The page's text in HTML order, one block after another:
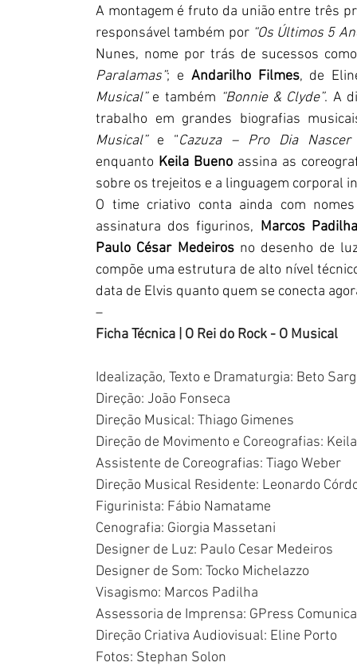
A montagem é fruto da união entre três
responsável também por “Os Últimos 5
Nunes, nome por trás de sucessos como
Paralamas”; e Andarilho Filmes, de
Musical” e também “Bonnie & Clyde”. A
trabalho em grandes biografias
Musical” e “Cazuza – Pro Dia Nascer
enquanto Keila Bueno assina as
sobre os trejeitos e a linguagem corporal
O time criativo conta ainda com
assinatura dos figurinos, Marcos Padilha
Paulo César Medeiros no desenho de
compõe uma estrutura de alto nível
data de Elvis quanto quem se conecta
–
Ficha Técnica | O Rei do Rock - O Musical
Idealização, Texto e Dramaturgia: Beto
Direção: João Fonseca
Direção Musical: Thiago Gimenes
Direção de Movimento e Coreografias:
Assistente de Coreografias: Tiago Weber
Direção Musical Residente: Leonardo
Figurinista: Fábio Namatame
Cenografia: Giorgia Massetani
Designer de Luz: Paulo Cesar Medeiros
Designer de Som: Tocko Michelazzo
Visagismo: Marcos Padilha
Assessoria de Imprensa: GPress
Direção Criativa Audiovisual: Eline Porto
Fotos: Stephan Solon